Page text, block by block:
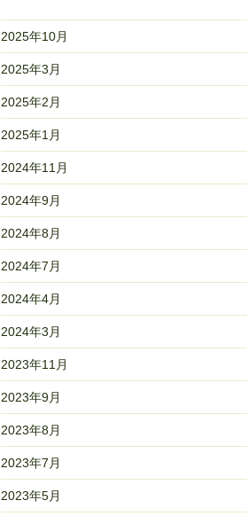
2025年10月
2025年3月
2025年2月
2025年1月
2024年11月
2024年9月
2024年8月
2024年7月
2024年4月
2024年3月
2023年11月
2023年9月
2023年8月
2023年7月
2023年5月